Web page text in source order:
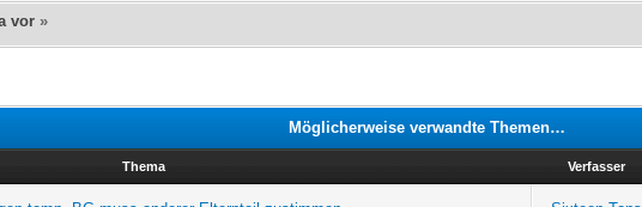
vor »
Möglicherweise verwandte Themen…
Thema Verfasser